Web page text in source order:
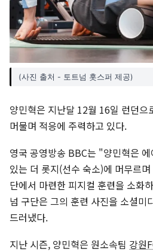
(사진 출처 - 토트넘 홋스퍼 제공)
양민혁은 지난달 12월 16일 런던으
머물며 적응에 주력하고 있다.
영국 공영방송 BBC는 "양민혁은
있는 더 롯지(선수 숙소)에 머무르
단에서 마련한 피지컬 훈련을 소화
넘 구단은 그의 훈련 사진을 소셜미
드러냈다.
지난 시즌, 양민혁은 원소속팀 강원